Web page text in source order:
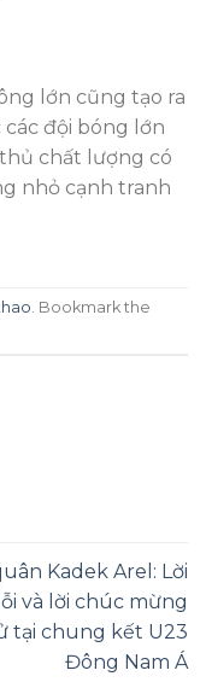
lớn cũng tạo ra
các đội bóng lớn
chất lượng có
nhỏ cạnh tranh
. Bookmark the
Kadek Arel: Lời
và lời chúc mừng
tại chung kết U23
Đông Nam Á